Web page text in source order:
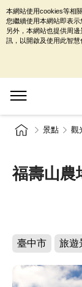
景點 觀
福壽山農
臺中市 旅遊
本網站使用cookies等相
您繼續使用本網站即表示
另外，本網站也提供周
訊，以開啟及使用此智慧